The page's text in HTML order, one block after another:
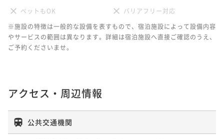
ペットもOK
バリアフリー対応
※施設の特徴は一般的な設備を表すもので、宿泊施設によって設備内容
やサービスの範囲は異なります。詳細は宿泊施設へ直接ご確認のうえ、
ご予約くださいませ。
アクセス・周辺情報
公共交通機関